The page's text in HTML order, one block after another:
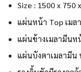
Size : 1500 x 750
แผ่นหน้า Top เมล
แผ่นข้างเมลามีนห
แผ่นบังตาเมลามีน